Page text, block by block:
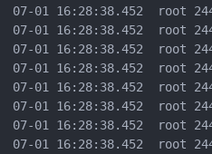
07-01 16:28:38.452  root
07-01 16:28:38.452  root
07-01 16:28:38.452  root
07-01 16:28:38.452  root
07-01 16:28:38.452  root
07-01 16:28:38.452  root
07-01 16:28:38.452  root
07-01 16:28:38.452  root